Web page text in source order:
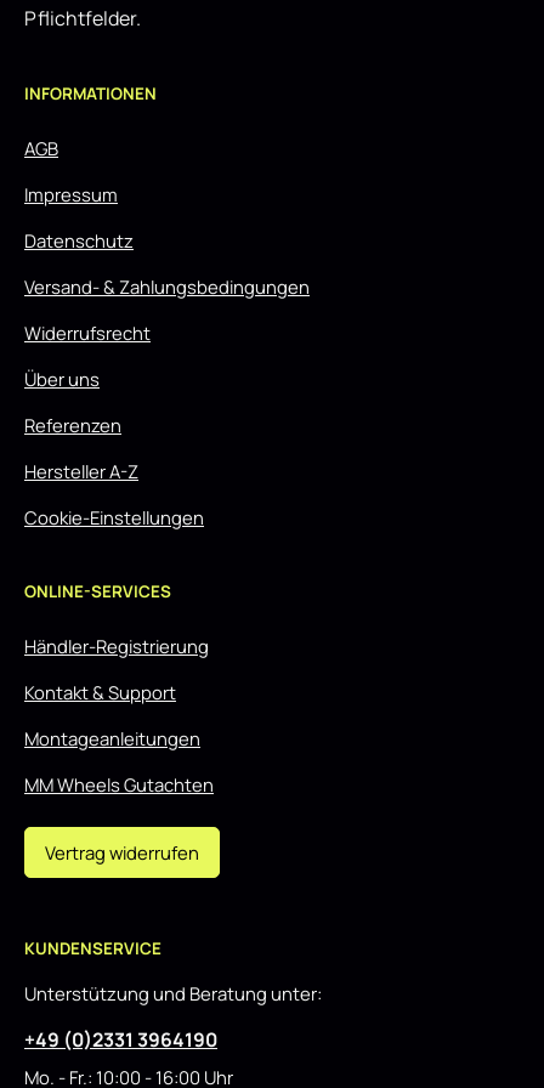
Pflichtfelder.
INFORMATIONEN
AGB
Impressum
Datenschutz
Versand- & Zahlungsbedingungen
Widerrufsrecht
Über uns
Referenzen
Hersteller A-Z
Cookie-Einstellungen
ONLINE-SERVICES
Händler-Registrierung
Kontakt & Support
Montageanleitungen
MM Wheels Gutachten
Vertrag widerrufen
KUNDENSERVICE
Unterstützung und Beratung unter:
+49 (0)2331 3964190
Mo. - Fr.: 10:00 - 16:00 Uhr